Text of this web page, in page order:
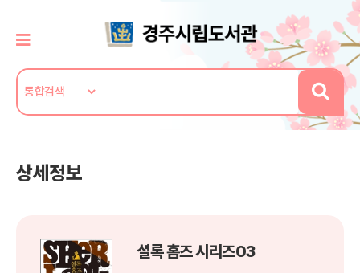
상세정보
셜록 홈즈 시리즈03